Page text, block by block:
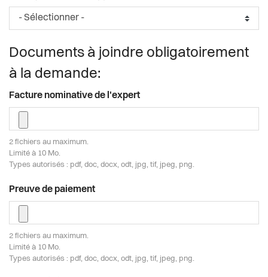
Documents à joindre obligatoirement
à la demande:
Facture nominative de l'expert
2 fichiers au maximum.
Limité à 10 Mo.
Types autorisés : pdf, doc, docx, odt, jpg, tif, jpeg, png.
Preuve de paiement
2 fichiers au maximum.
Limité à 10 Mo.
Types autorisés : pdf, doc, docx, odt, jpg, tif, jpeg, png.